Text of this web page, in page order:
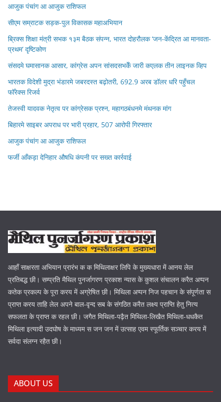
आजुक पंचांग आ आजुक राशिफल
सीएम सम्राटक सड़क-पुल विकासक महाअभियान
ब्रिक्स शिक्षा मंत्री सभक १३म बैठक संपन्न, भारत दोहरौलक ‘जन-केंद्रित आ मानवता-
प्रथम’ दृष्टिकोण
संसदमे घमासानक आसार, कांग्रेस अपन सांसदसभकेँ जारी कएलक तीन लाइनक व्हिप
भारतक विदेशी मुद्रा भंडारमे जबरदस्त बढ़ोतरी, 692.9 अरब डॉलर धरि पहुँचल
फॉरेक्स रिजर्व
तेजस्वी यादवक नेतृत्व पर कांग्रेसक प्रश्न, महागठबंधनमे मंथनक मांग
बिहारमे साइबर अपराध पर भारी प्रहार, 507 आरोपी गिरफ्तार
आजुक पंचांग आ आजुक राशिफल
फर्जी आँकड़ा देनिहार औषधि कंपनी पर सख्त कार्रवाई
आहाँ साक्षरता अभियान प्रारंभ क क मिथिलाक्षर लिपि के मुख्यधारा में आनय लेल
प्रतिबद्ध छी। सम्प्रति मैथिल पुनर्जागरण प्रकाश न्यास के कुशल संचालन करैत अप्पन
कतेक प्रकल्प के पूरा करय में अग्रेषित छी। मिथिला अप्पन निज पहचान के संपूर्णता स
प्राप्त करय ताहि लेल अपने बाल-वृन्द सब के संगठित करैत लक्ष्य प्राप्ति हेतु नित्य
सफलता के प्राप्त क रहल छी। जगैत मिथिला-पढ़ैत मिथिला-लिखैत मिथिला-धधकैत
मिथिला इत्यादी उदघोष के माध्यम स जन जन में उत्साह एवम स्फूर्तिक सञ्चार करय में
सर्वदा संलग्न रहैत छी।
ABOUT US